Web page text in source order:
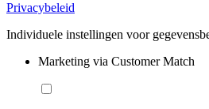
Privacybeleid
Individuele instellingen voor
Marketing via Customer Match